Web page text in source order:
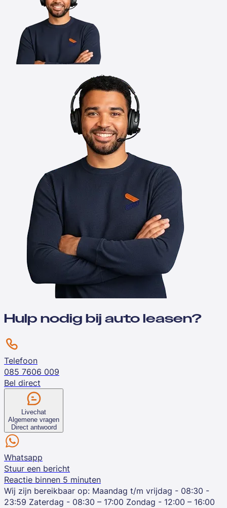
Hulp nodig bij auto leasen?
Telefoon
085 7606 009
Bel direct
Livechat
Algemene vragen
Direct antwoord
Whatsapp
Stuur een bericht
Reactie binnen 5 minuten
Wij zijn bereikbaar op: Maandag t/m vrijdag - 08:30 -
23:59 Zaterdag - 08:30 – 17:00 Zondag - 12:00 – 16:00